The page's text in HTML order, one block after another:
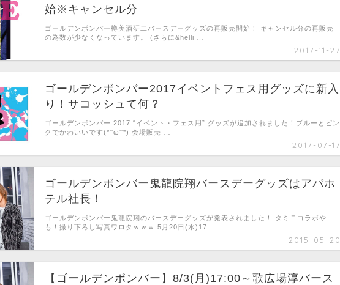
始※キャンセル分
2017-11-27
ゴールデンボンバー樽美酒研二バースデーグッズの再販売開始！ キャンセル分の再販売
の為数が少なくなっています。 (さらに&helli …
ゴールデンボンバー2017イベントフェス用グッズに新入
り！サコッシュて何？
2017-07-17
ゴールデンボンバー 2017 “イベント・フェス用” グッズが追加されました！ブルーとピン
クでかわいいです(*''ω''*) 会場販売 …
ゴールデンボンバー鬼龍院翔バースデーグッズはアパホ
テル社長！
2015-05-20
ゴールデンボンバー鬼龍院翔のバースデーグッズが発表されました！ タミＴコラボや
も！撮り下ろし写真ワロタｗｗｗ 5月20日(水)17: …
【ゴールデンボンバー】8/3(月)17:00～歌広場淳バース